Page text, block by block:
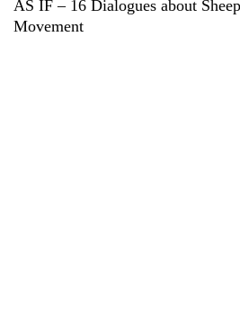
AS IF – 16 Dialogues about
Movement